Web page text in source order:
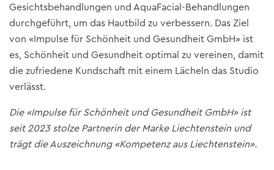
Gesichtsbehandlungen und AquaFacial-Behandlungen
durchgeführt, um das Hautbild zu verbessern. Das Ziel
von «Impulse für Schönheit und Gesundheit GmbH» ist
es, Schönheit und Gesundheit optimal zu vereinen, damit
die zufriedene Kundschaft mit einem Lächeln das Studio
verlässt.
Die «Impulse für Schönheit und Gesundheit GmbH» ist
seit 2023 stolze Partnerin der Marke Liechtenstein und
trägt die Auszeichnung «Kompetenz aus Liechtenstein».